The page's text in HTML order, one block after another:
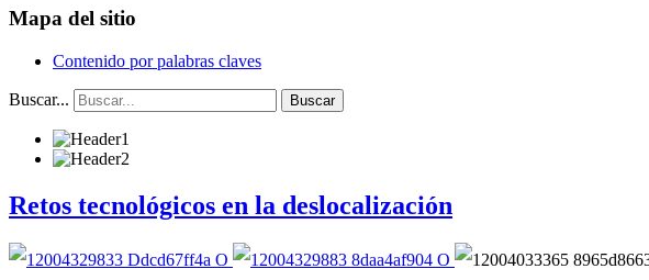
Mapa del sitio
Contenido por palabras claves
Buscar... Buscar
Retos tecnológicos en la deslocalización